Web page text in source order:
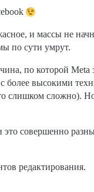
и массы не
по сути умрут.
по которой Meta
более высокими
слишком сложно).
это совершенно
редактирования.